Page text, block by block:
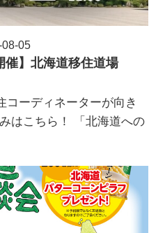
催】北海道移住道場
コーディネーターが向き
はこちら！ 「北海道への
08-05